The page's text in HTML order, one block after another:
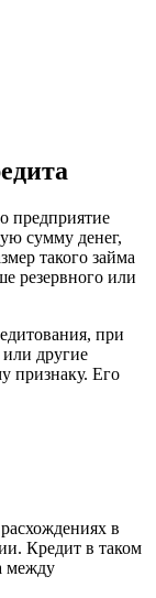
предприятие
сумму денег,
такого займа
резервного или
при
другие
признаку. Его
в
Кредит в таком
между